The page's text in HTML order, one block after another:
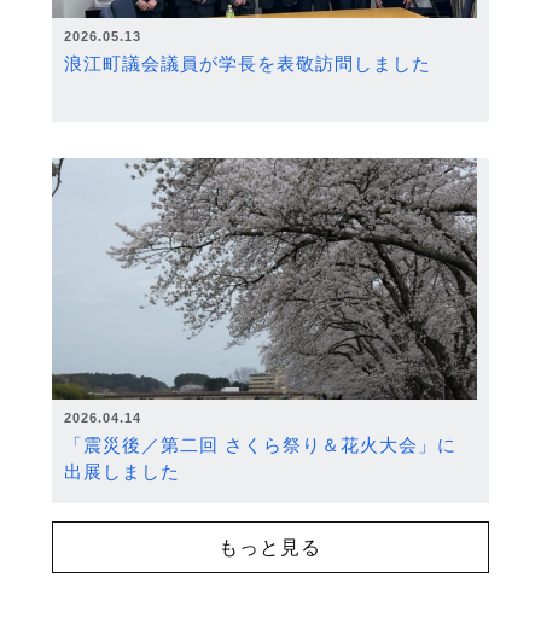
2026.05.13
浪江町議会議員が学長を表敬訪問しました
2026.04.14
「震災後／第二回 さくら祭り＆花火大会」に
出展しました
もっと見る